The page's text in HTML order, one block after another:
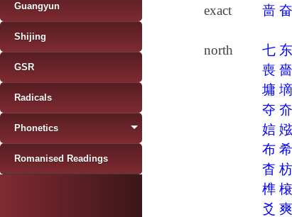
exact 啬奋
north 七
喪
墉
夺夼
娮
布
杳
榫
爻
Guangyun
Shijing
GSR
Radicals
Phonetics
Romanised Readings